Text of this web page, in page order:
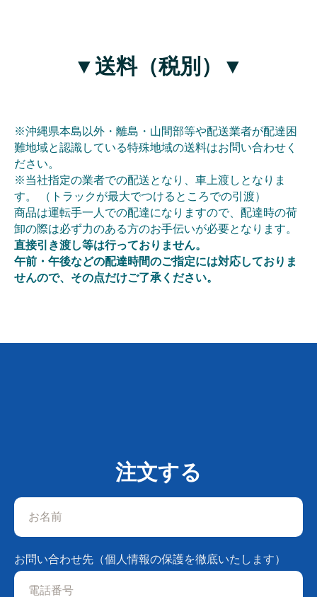
▼送料（税別）▼
※沖縄県本島以外・離島・山間部等や配送業者が配達困
難地域と認識している特殊地域の送料はお問い合わせく
ださい。
※当社指定の業者での配送となり、車上渡しとなりま
す。 （トラックが最大でつけるところでの引渡）
商品は運転手一人での配達になりますので、配達時の荷
卸の際は必ず力のある方のお手伝いが必要となります。
直接引き渡し等は行っておりません。
午前・午後などの配達時間のご指定には対応しておりま
せんので、その点だけご了承ください。
注文する
お問い合わせ先（個人情報の保護を徹底いたします）